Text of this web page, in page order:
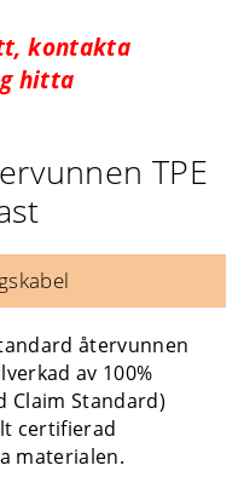
kontakta
hitta
TPE
återvunnen
av 100%
Claim Standard)
certifierad
materialen.